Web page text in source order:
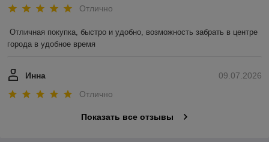
Отлично
Отличная покупка, быстро и удобно, возможность забрать в центре
города в удобное время
09.07.2026
Инна
Отлично
Показать все отзывы